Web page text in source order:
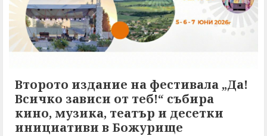
Второто издание на фестивала „Да!
Всичко зависи от теб!“ събира
кино, музика, театър и десетки
инициативи в Божурище